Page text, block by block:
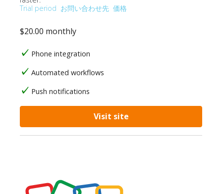
Trial period お問い合わせ先 価格
$20.00 monthly
Phone integration
Automated workflows
Push notifications
Visit site